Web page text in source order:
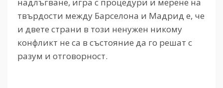
надлъгване, игра с процедури и мерене на
твърдости между Барселона и Мадрид е, че
и двете страни в този ненужен никому
конфликт не са в състояние да го решат с
разум и отговорност.